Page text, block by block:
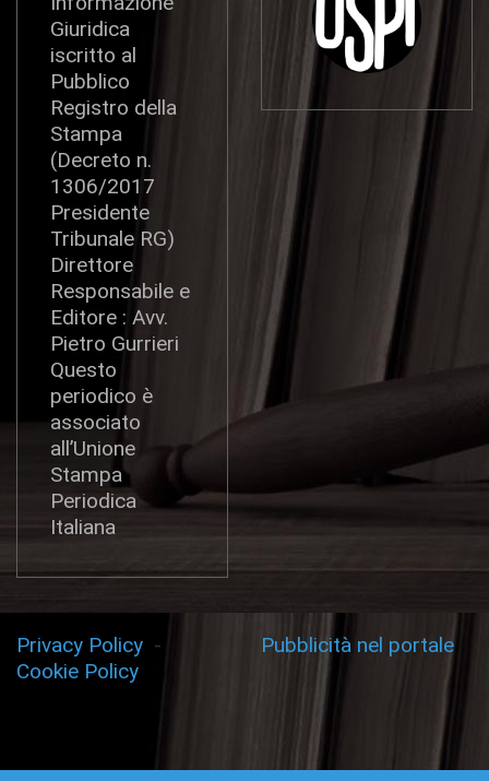
Giuridica
iscritto al
Pubblico
Registro della
Stampa
(Decreto n.
1306/2017
Presidente
Tribunale RG)
Direttore
Responsabile e
Editore : Avv.
Pietro Gurrieri
Questo
periodico è
associato
all’Unione
Stampa
Periodica
Italiana
Privacy Policy -
Cookie Policy
Pubblicità nel portale